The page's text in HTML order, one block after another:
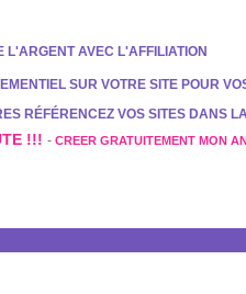
L'ARGENT AVEC L'AFFILIATION
SUR VOTRE SITE POUR
RÉFÉRENCEZ VOS SITES DANS
!!! - CREER GRATUITEMENT MON